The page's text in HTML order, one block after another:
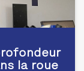
la roue